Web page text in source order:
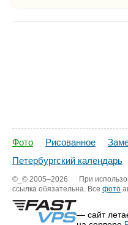
Фото Рисованное
Петербургский календарь
©_© 2005–2026
При
ссылка обязательна. Все фото
— сайт